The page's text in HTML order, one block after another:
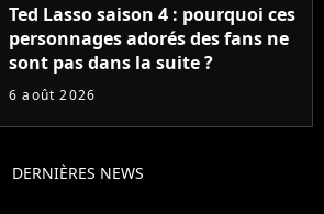
Ted Lasso saison 4 : pourquoi ces
personnages adorés des fans ne
sont pas dans la suite ?
6 août 2026
DERNIÈRES NEWS